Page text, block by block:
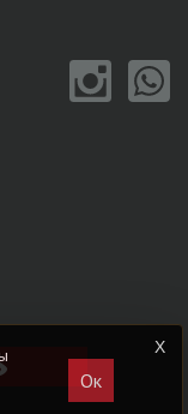
Ок